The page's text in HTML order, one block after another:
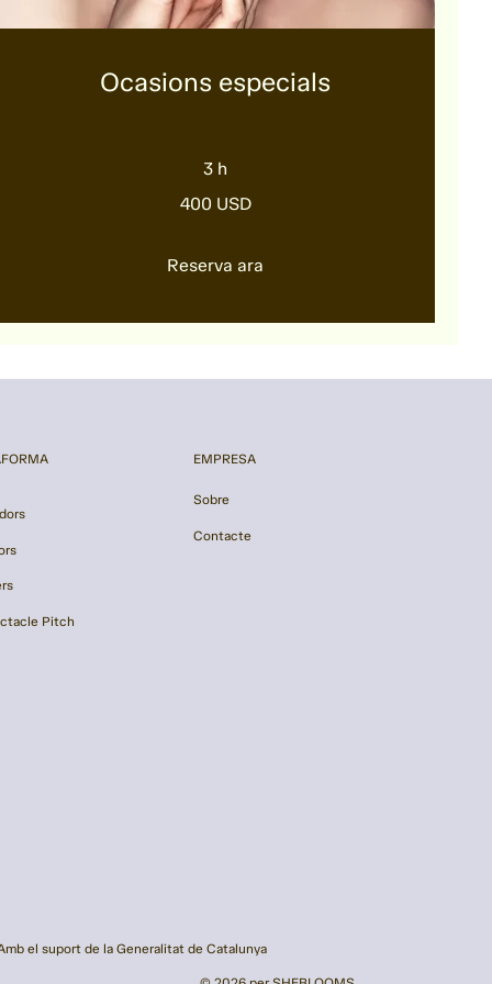
Ocasions especials
3 h
400 USD
Reserva ara
el suport de la Generalitat de Catalunya
Pitch
EMPRESA
Sobre
Contacte